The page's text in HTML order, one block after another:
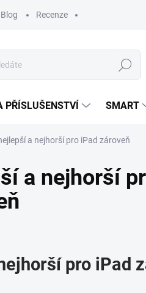
Blog Recenze
Hledat
PŘÍSLUŠENSTVÍ SMART
a nejhorší pro iPad zároveň
a nejhorší
pro iPad